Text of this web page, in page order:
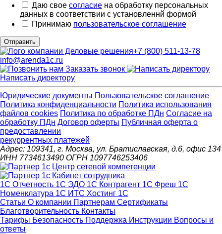
Даю свое согласие на обработку персональных
данных в соответствии с установленнй формой
Принимаю пользовательское соглашение
Отправить
+7 (800) 511-13-78
info@arenda1c.ru
Заказать звонок
Написать директору
Юридические документы Пользовательское соглашение
Политика конфиденциальности Политика использования
файлов cookies Политика по обработке ПДн Cогласие на
обработку ПДн Договор оферты Публичная оферта о
предоставлении
рекуррентных платежей
Адрес: 109341, г. Москва, ул. Братиславская, д.6, офис 134
ИНН 7734613490 ОГРН 1097746253406
1С Отчетность 1С ЭДО 1С Контрагент 1С Фреш 1С
Номенклатура 1С ИТС Хостинг 1С
Статьи О компании Партнерам Сертификаты
Благотворительность Контакты
Тарифы Безопасность Поддержка Инструкции Вопросы и
ответы